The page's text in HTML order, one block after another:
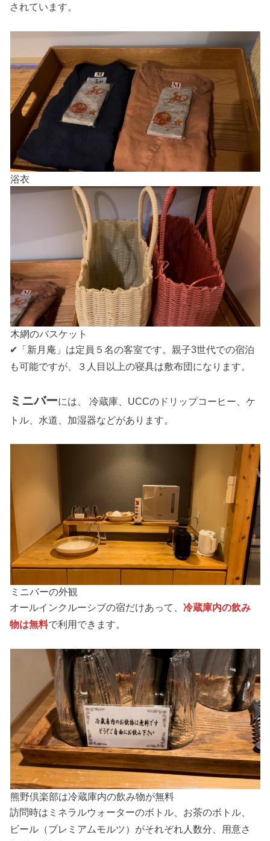
されています。
浴衣
木網のバスケット
✔「新月庵」は定員５名の客室です。親子3世代での宿泊
も可能ですが、３人目以上の寝具は敷布団になります。
ミニバーには、 冷蔵庫、UCCのドリップコーヒー、ケ
トル、水道、加湿器などがあります。
ミニバーの外観
オールインクルーシブの宿だけあって、冷蔵庫内の飲み
物は無料で利用できます。
熊野倶楽部は冷蔵庫内の飲み物が無料
訪問時はミネラルウォーターのボトル、お茶のボトル、
ビール（プレミアムモルツ）がそれぞれ人数分、用意さ